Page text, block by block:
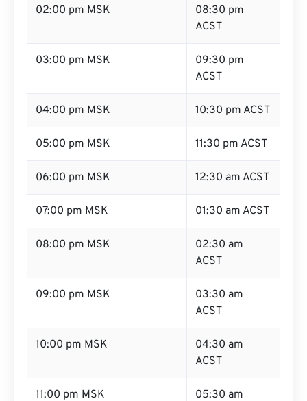
02:00 pm MSK
08:30 pm
ACST
03:00 pm MSK
09:30 pm
ACST
04:00 pm MSK 10:30 pm ACST
05:00 pm MSK 11:30 pm ACST
06:00 pm MSK 12:30 am ACST
07:00 pm MSK 01:30 am ACST
08:00 pm MSK
02:30 am
ACST
09:00 pm MSK
03:30 am
ACST
10:00 pm MSK
04:30 am
ACST
11:00 pm MSK
05:30 am